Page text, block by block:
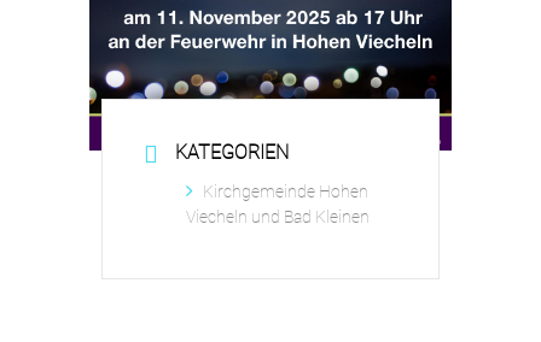
KATEGORIEN
Kirchgemeinde Hohen
Viecheln und Bad Kleinen